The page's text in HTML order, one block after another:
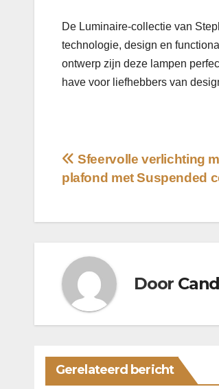
De Luminaire-collectie van
technologie, design en
ontwerp zijn deze lampen
have voor liefhebbers van
Bericht
navigatie
Sfeervolle verlichting
plafond met Suspended
Door
Gerelateerd bericht